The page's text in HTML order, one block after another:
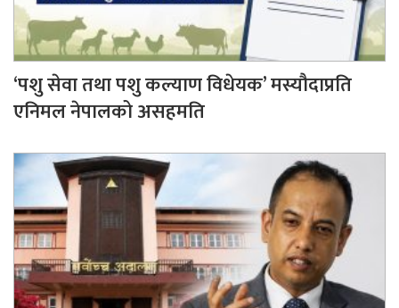
‘पशु सेवा तथा पशु कल्याण विधेयक’ मस्यौदाप्रति
एनिमल नेपालको असहमति